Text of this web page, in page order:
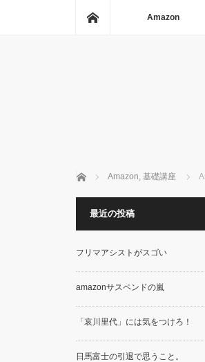
Amazon
ホーム Amazon, 基礎講座
最近の投稿
フリマアシストがスゴい
amazonサスペンドの嵐
「哀川里代」には気をつけろ！
日馬富士の引退で思うこと。